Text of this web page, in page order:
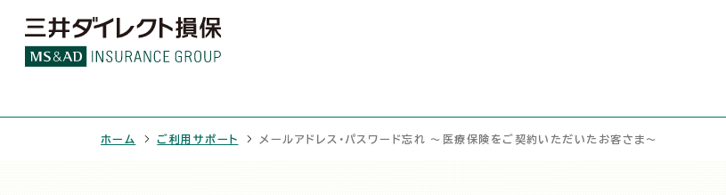
ホーム ご利用サポート メールアドレス・パスワード忘れ ～医療保険をご契約いただいたお客さま～